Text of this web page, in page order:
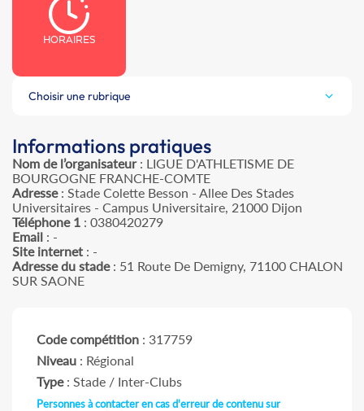
HORAIRES
Choisir une rubrique
Informations pratiques
Nom de l’organisateur: LIGUE D'ATHLETISME DE
BOURGOGNE FRANCHE-COMTE
Adresse: Stade Colette Besson - Allee Des Stades
Universitaires - Campus Universitaire, 21000 Dijon
Téléphone 1 : 0380420279
Email : -
Site internet : -
Adresse du stade: 51 Route De Demigny, 71100 CHALON
SUR SAONE
Code compétition : 317759
Niveau : Régional
Type: Stade / Inter-Clubs
Personnes à contacter en cas d'erreur de contenu sur